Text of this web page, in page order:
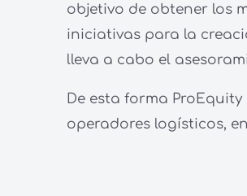
objetivo de obtener los
iniciativas para la
lleva a cabo el
De esta forma
operadores logísticos,